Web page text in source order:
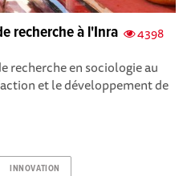
4398
recherche à l'Inra
recherche en sociologie au
et le développement de
INNOVATION